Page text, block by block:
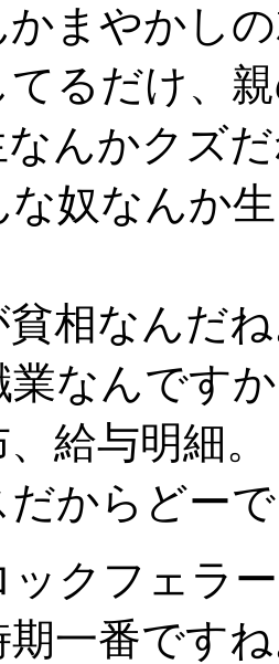
かまやかし
るだけ、
んかクズ
な奴なんか
相なんだ
業なんです
給与明細。
からどー
ックフェラ
期一番です